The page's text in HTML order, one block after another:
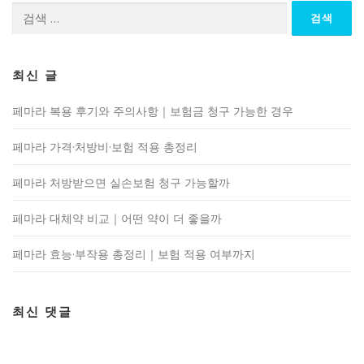
최신 글
페마라 복용 후기와 주의사항｜보험금 청구 가능한 경우
페마라 가격·처방비·보험 적용 총정리
페마라 처방받으면 실손보험 청구 가능할까
페마라 대체약 비교｜어떤 약이 더 좋을까
페마라 효능·부작용 총정리｜보험 적용 여부까지
최신 댓글